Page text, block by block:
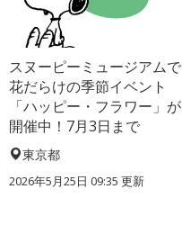
スヌーピーミュージアムで
花だらけの季節イベント
「ハッピー・フラワー」が
開催中！7月3日まで
東京都
2026年5月25日 09:35 更新